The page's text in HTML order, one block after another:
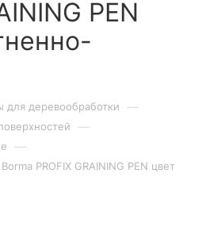
PEN
для деревообработки —
—
—
PROFIX GRAINING PEN цвет